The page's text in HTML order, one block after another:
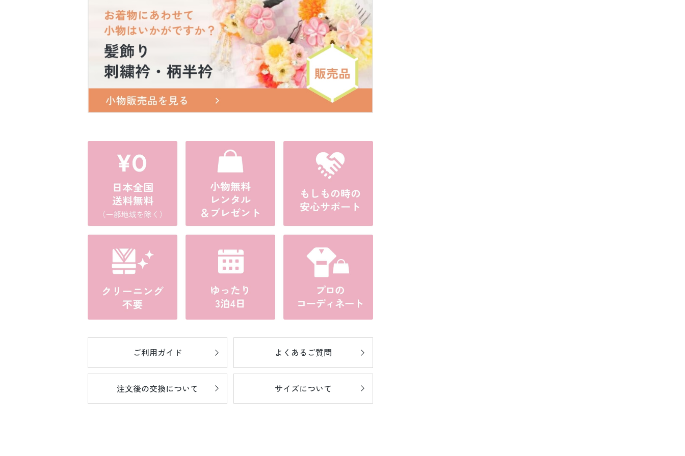
ご利用ガイド よくあるご質問
注文後の交換について サイズについて